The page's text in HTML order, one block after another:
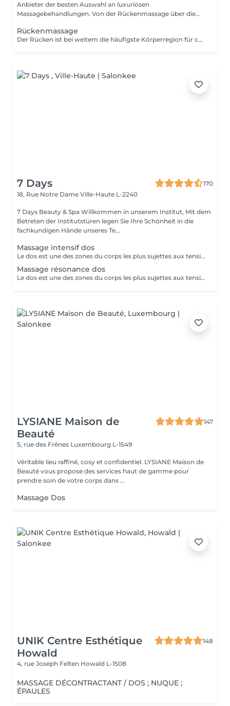
Anbieter der besten Auswahl an luxuriösen
Massagebehandlungen. Von der Rückenmassage über die
Rückenmassage
Der Rücken ist bei weitem die häufigste Körperregion für chronische Schmerzen. Unsere beliebte Rückenmassage lässt den Schmerz schmelzen und ermöglicht es Ihnen, sich zu entspannen und vom körperlichen Stress zu erholen.
7 Days
170
18, Rue Notre Dame Ville-Haute L-2240
7 Days Beauty & Spa Willkommen in unserem Institut, Mit dem
Betreten der Institutstüren legen Sie Ihre Schönheit in die
fachkundigen Hände unseres Te...
Massage intensif dos
Le dos est une des zones du corps les plus sujettes aux tensions. En effet, de très nombreux et puissants muscles sont sollicités dans cette région et il est possible de les soulager en les massant. Tensions et fatigue physique, faux mouvement, mauvaises postures, stress peuvent occasionner un mal de dos et déboucher sur d'autres type de problème de santé comme le mal de tête, des douleurs prononcées dans la nuque et parfois jusqu'à la colonne vertébrale. Les causes sont nombreuses. Le mal de dos ne doit pas être pris à la légère. Plus de 80 % de la population souffrira un jour ou l'autre de lombalgies et de douleurs dorsales aiguës. Pour soulager et dénouer tous les nuds de la colonne vertébrale, le mal de dos d'origine inflammatoire rien de tel qu'un massage en profondeur. Tonique et régénérant, celui-ci vous apportera une détente immédiate et une sensation de légèreté pour répondre à une envie et un besoin. Ce rituel relaxant et délassant repose sur des techniques profondes ainsi que sur des étirements. Notre institut spécialisé dans le massage de bien-être propose une large gamme de massage du dos qui répondra parfaitement à vos attentes ! Après un massage de bien-être réalisé dans notre institut vous vous sentirez détendu et loin de votre stress quotidien en ne ressentant plus qu'une détente absolue du corps et de l'esprit.
Massage résonance dos
Le dos est une des zones du corps les plus sujettes aux tensions. En effet, de très nombreux et puissants muscles sont sollicités dans cette région et il est possible de les soulager en les massant. Tensions et fatigue physique, faux mouvement, mauvaises postures, stress peuvent occasionner un mal de dos et déboucher sur d'autres type de problème de santé comme le mal de tête, des douleurs prononcées dans la nuque et parfois jusqu'à la colonne vertébrale. Les causes sont nombreuses. Le mal de dos ne doit pas être pris à la légère. Plus de 80 % de la population souffrira un jour ou l'autre de lombalgies et de douleurs dorsales aiguës. Pour soulager et dénouer tous les nuds de la colonne vertébrale, le mal de dos d'origine inflammatoire rien de tel qu'un massage en profondeur. Tonique et régénérant, celui-ci vous apportera une détente immédiate et une sensation de légèreté pour répondre à une envie et un besoin. Ce rituel relaxant et délassant repose sur des techniques profondes ainsi que sur des étirements. Notre institut spécialisé dans le massage de bien-être propose une large gamme de massage du dos qui répondra parfaitement à vos attentes ! Après un massage de bien-être réalisé dans notre institut vous vous sentirez détendu et loin de votre stress quotidien en ne ressentant plus qu'une détente absolue du corps et de l'esprit.
LYSIANE Maison de
Beauté
147
5, rue des Frênes Luxembourg L-1549
Véritable lieu raffiné, cosy et confidentiel. LYSIANE Maison de
Beauté vous propose des services haut de gamme pour
prendre soin de votre corps dans ...
Massage Dos
UNIK Centre Esthétique
Howald
148
4, rue Joseph Felten Howald L-1508
MASSAGE DÉCONTRACTANT / DOS ; NUQUE ;
ÉPAULES